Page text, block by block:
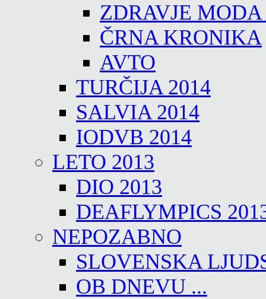
ZDRAVJE
ČRNA KRONIKA
AVTO
TURČIJA 2014
SALVIA 2014
IODVB 2014
LETO 2013
DIO 2013
DEAFLYMPICS
NEPOZABNO
SLOVENSKA
OB DNEVU ...